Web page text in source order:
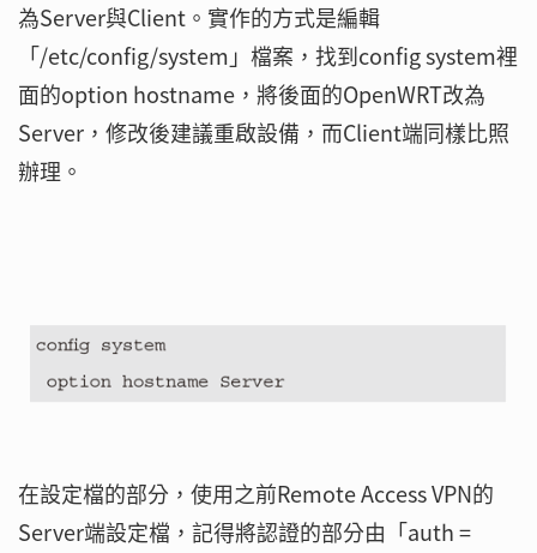
為Server與Client。實作的方式是編輯
「/etc/config/system」檔案，找到config system裡
面的option hostname，將後面的OpenWRT改為
Server，修改後建議重啟設備，而Client端同樣比照
辦理。
在設定檔的部分，使用之前Remote Access VPN的
Server端設定檔，記得將認證的部分由「auth =